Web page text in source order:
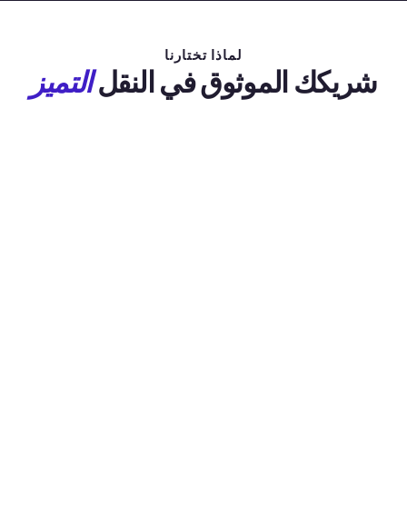
لماذا تختارنا
شريكك الموثوق في النقلالتميز